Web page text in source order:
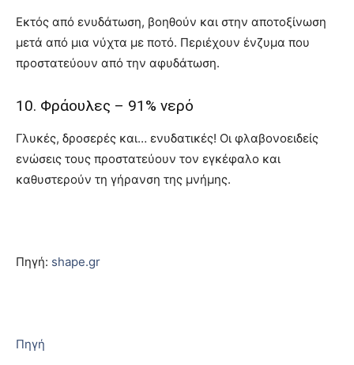
Εκτός από ενυδάτωση, βοηθούν και στην αποτοξίνωση
μετά από μια νύχτα με ποτό. Περιέχουν ένζυμα που
προστατεύουν από την αφυδάτωση.
10. Φράουλες – 91% νερό
Γλυκές, δροσερές και… ενυδατικές! Οι φλαβονοειδείς
ενώσεις τους προστατεύουν τον εγκέφαλο και
καθυστερούν τη γήρανση της μνήμης.
Πηγή: shape.gr
Πηγή